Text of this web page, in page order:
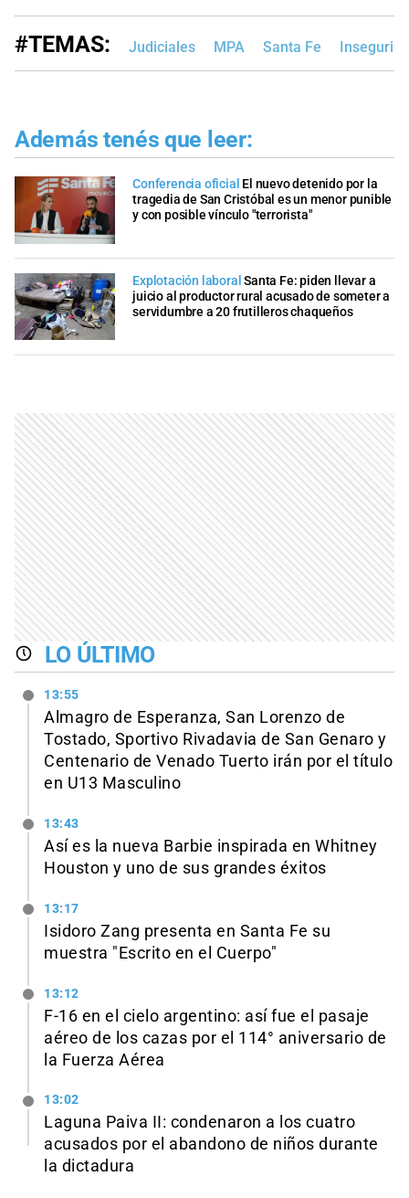
#TEMAS: Judiciales MPA Santa Fe
Además tenés que leer:
Conferencia oficial El nuevo detenido por la
tragedia de San Cristóbal es un menor punible
y con posible vínculo "terrorista"
Explotación laboral Santa Fe: piden llevar a
juicio al productor rural acusado de someter a
servidumbre a 20 frutilleros chaqueños
LO ÚLTIMO
13:55
Almagro de Esperanza, San Lorenzo de
Tostado, Sportivo Rivadavia de San Genaro y
Centenario de Venado Tuerto irán por el título
en U13 Masculino
13:43
Así es la nueva Barbie inspirada en Whitney
Houston y uno de sus grandes éxitos
13:17
Isidoro Zang presenta en Santa Fe su
muestra "Escrito en el Cuerpo"
13:12
F-16 en el cielo argentino: así fue el pasaje
aéreo de los cazas por el 114° aniversario de
la Fuerza Aérea
13:02
Laguna Paiva II: condenaron a los cuatro
acusados por el abandono de niños durante
la dictadura